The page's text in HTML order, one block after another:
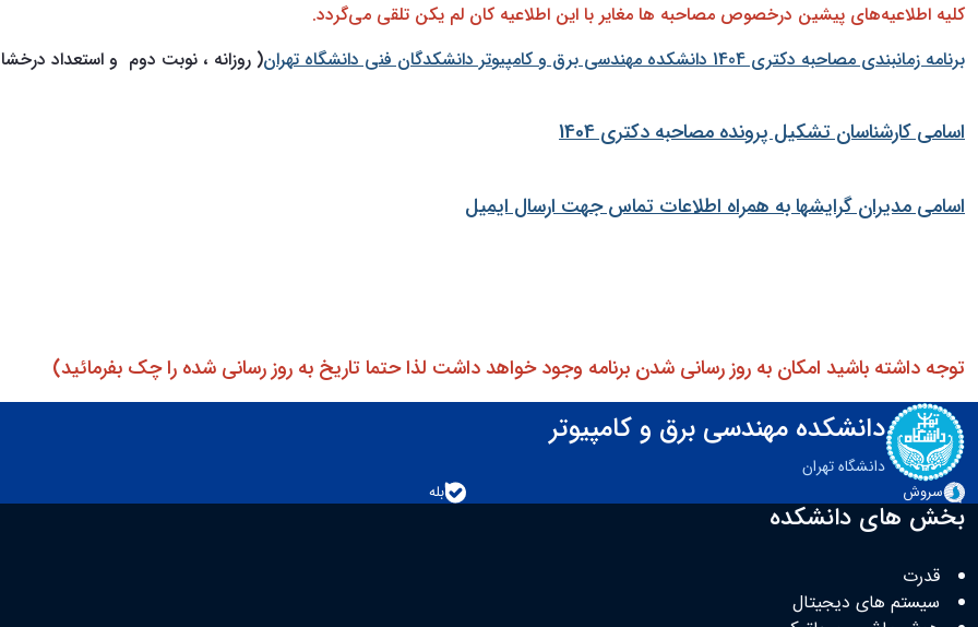
کلیه اطلاعیه‌های پیشین درخصوص مصاحبه ‌ها مغایر با این اطلاعیه کان لم یکن تلقی می‌گردد.
برنامه زمانبندی مصاحبه دکتری 1404 دانشکده مهندسی برق و کامپیوتر دانشکدگان فنی دانشگاه تهران
( روزانه ، نوبت دوم و استعداد
اسامی کارشناسان تشکیل پرونده مصاحبه دکتری 1404
اسامی مدیران گرایشها به همراه اطلاعات تماس جهت ارسال ایمیل
توجه داشته باشید امکان به روز رسانی شدن برنامه وجود خواهد داشت لذا حتما تاریخ به روز رسانی شده را چک بفرمائید)
دانشکده مهندسی برق و کامپیوتر
دانشگاه تهران
سروش
بله
بخش های دانشکده
قدرت
سیستم های دیجیتال